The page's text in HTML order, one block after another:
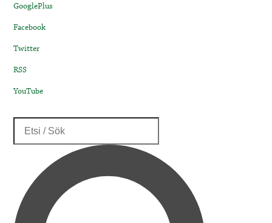
GooglePlus
Facebook
Twitter
RSS
YouTube